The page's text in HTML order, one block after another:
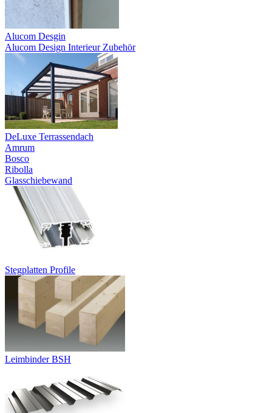
Alucom Desgin
Alucom Design Interieur Zubehör
DeLuxe Terrassendach
Amrum
Bosco
Ribolla
Glasschiebewand
Stegplatten Profile
Leimbinder BSH